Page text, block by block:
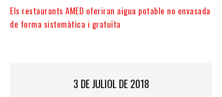
Els restaurants AMED oferiran aigua potable no envasada
de forma sistemàtica i gratuïta
3 DE JULIOL DE 2018